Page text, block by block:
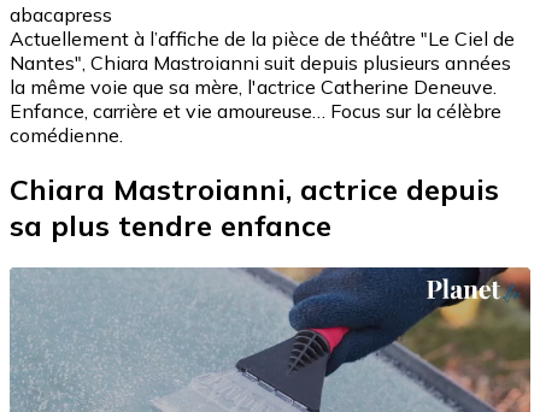
abacapress
Actuellement à l’affiche de la pièce de théâtre "Le Ciel de
Nantes", Chiara Mastroianni suit depuis plusieurs années
la même voie que sa mère, l'actrice Catherine Deneuve.
Enfance, carrière et vie amoureuse… Focus sur la célèbre
comédienne.
Chiara Mastroianni, actrice depuis
sa plus tendre enfance